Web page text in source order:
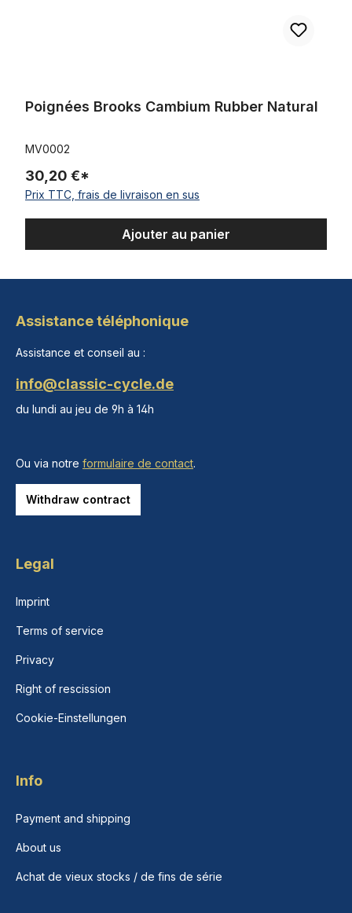
Poignées Brooks Cambium Rubber Natural
MV0002
30,20 €*
Prix TTC, frais de livraison en sus
Ajouter au panier
Assistance téléphonique
Assistance et conseil au :
info@classic-cycle.de
du lundi au jeu de 9h à 14h
Ou via notre formulaire de contact.
Withdraw contract
Legal
Imprint
Terms of service
Privacy
Right of rescission
Cookie-Einstellungen
Info
Payment and shipping
About us
Achat de vieux stocks / de fins de série